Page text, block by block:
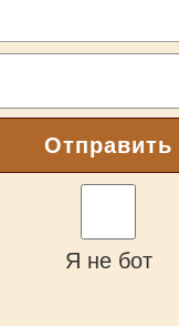
Отправить
Я не бот